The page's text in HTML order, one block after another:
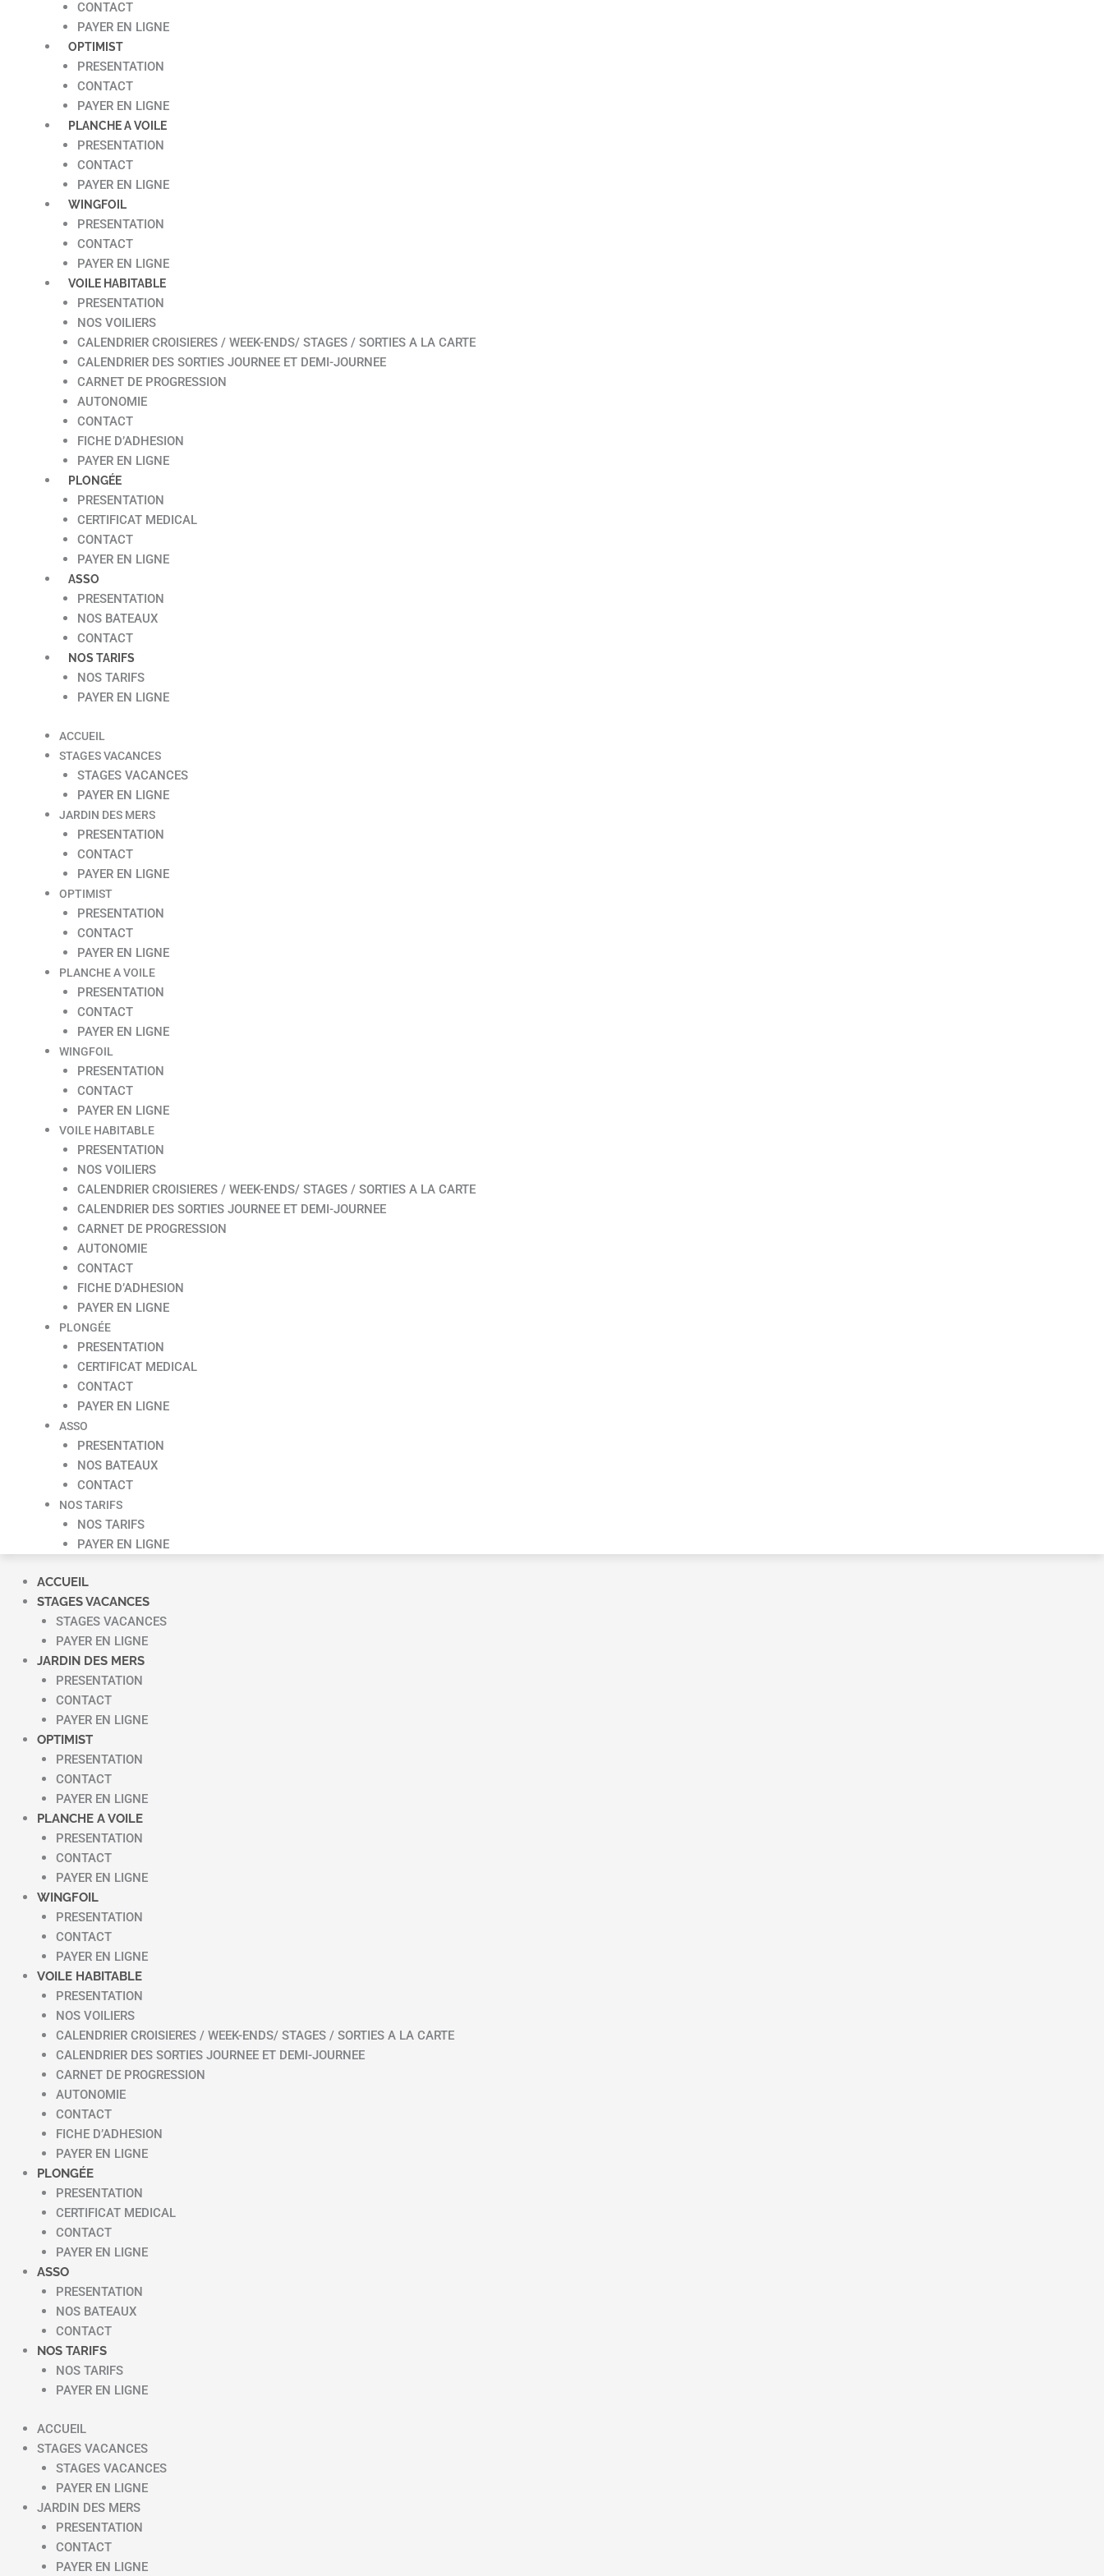
CONTACT
PAYER EN LIGNE
OPTIMIST
PRESENTATION
CONTACT
PAYER EN LIGNE
PLANCHE A VOILE
PRESENTATION
CONTACT
PAYER EN LIGNE
WINGFOIL
PRESENTATION
CONTACT
PAYER EN LIGNE
VOILE HABITABLE
PRESENTATION
NOS VOILIERS
CALENDRIER CROISIERES / WEEK-ENDS/ STAGES / SORTIES A LA CARTE
CALENDRIER DES SORTIES JOURNEE ET DEMI-JOURNEE
CARNET DE PROGRESSION
AUTONOMIE
CONTACT
FICHE D’ADHESION
PAYER EN LIGNE
PLONGÉE
PRESENTATION
CERTIFICAT MEDICAL
CONTACT
PAYER EN LIGNE
ASSO
PRESENTATION
NOS BATEAUX
CONTACT
NOS TARIFS
NOS TARIFS
PAYER EN LIGNE
ACCUEIL
STAGES VACANCES
STAGES VACANCES
PAYER EN LIGNE
JARDIN DES MERS
PRESENTATION
CONTACT
PAYER EN LIGNE
OPTIMIST
PRESENTATION
CONTACT
PAYER EN LIGNE
PLANCHE A VOILE
PRESENTATION
CONTACT
PAYER EN LIGNE
WINGFOIL
PRESENTATION
CONTACT
PAYER EN LIGNE
VOILE HABITABLE
PRESENTATION
NOS VOILIERS
CALENDRIER CROISIERES / WEEK-ENDS/ STAGES / SORTIES A LA CARTE
CALENDRIER DES SORTIES JOURNEE ET DEMI-JOURNEE
CARNET DE PROGRESSION
AUTONOMIE
CONTACT
FICHE D’ADHESION
PAYER EN LIGNE
PLONGÉE
PRESENTATION
CERTIFICAT MEDICAL
CONTACT
PAYER EN LIGNE
ASSO
PRESENTATION
NOS BATEAUX
CONTACT
NOS TARIFS
NOS TARIFS
PAYER EN LIGNE
ACCUEIL
STAGES VACANCES
STAGES VACANCES
PAYER EN LIGNE
JARDIN DES MERS
PRESENTATION
CONTACT
PAYER EN LIGNE
OPTIMIST
PRESENTATION
CONTACT
PAYER EN LIGNE
PLANCHE A VOILE
PRESENTATION
CONTACT
PAYER EN LIGNE
WINGFOIL
PRESENTATION
CONTACT
PAYER EN LIGNE
VOILE HABITABLE
PRESENTATION
NOS VOILIERS
CALENDRIER CROISIERES / WEEK-ENDS/ STAGES / SORTIES A LA CARTE
CALENDRIER DES SORTIES JOURNEE ET DEMI-JOURNEE
CARNET DE PROGRESSION
AUTONOMIE
CONTACT
FICHE D’ADHESION
PAYER EN LIGNE
PLONGÉE
PRESENTATION
CERTIFICAT MEDICAL
CONTACT
PAYER EN LIGNE
ASSO
PRESENTATION
NOS BATEAUX
CONTACT
NOS TARIFS
NOS TARIFS
PAYER EN LIGNE
ACCUEIL
STAGES VACANCES
STAGES VACANCES
PAYER EN LIGNE
JARDIN DES MERS
PRESENTATION
CONTACT
PAYER EN LIGNE